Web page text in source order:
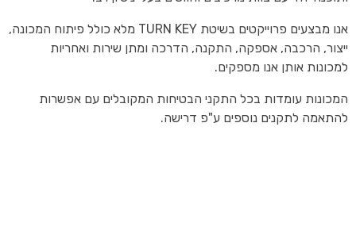
אנו מבצעים פרוייקטים בשיטת TURN KEY מלא כולל פיתוח המכונה,
ייצור, הרכבה, אספקה, התקנה, הדרכה ומתן שירות ואחריות
למכונות אותן אנו מספקים.
המכונות עומדות בכל התקני הבטיחות המקובלים עם אפשרות
להתאמה לתקנים נוספים ע"פ דרישה.